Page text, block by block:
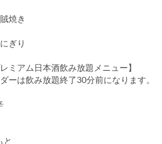
焼き
ぎり
ミアム日本酒飲み放題メニュー】
ーは飲み放題終了30分前になります。
と